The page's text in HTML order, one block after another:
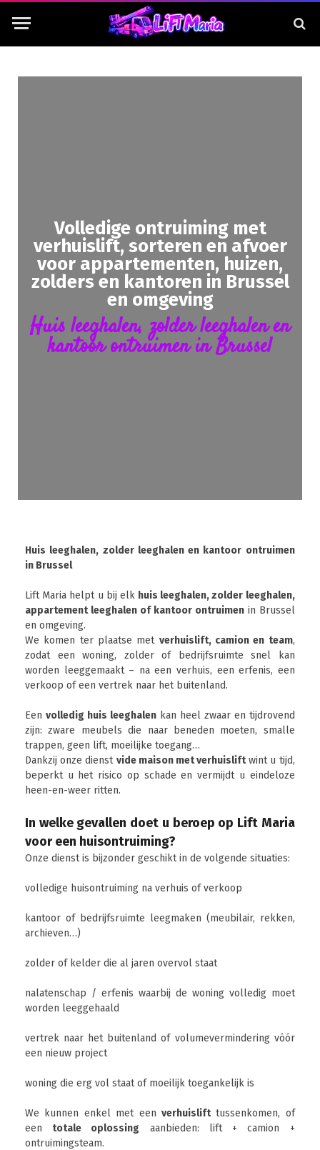
Volledige ontruiming met
verhuislift, sorteren en afvoer
voor appartementen, huizen,
zolders en kantoren in Brussel
en omgeving​
Huis leeghalen, zolder leeghalen en
kantoor ontruimen in Brussel
Huis leeghalen, zolder leeghalen en kantoor ontruimen
in Brussel
Lift Maria helpt u bij elk huis leeghalen, zolder leeghalen,
appartement leeghalen of kantoor ontruimenin Brussel
en omgeving.
We komen ter plaatse met verhuislift, camion en team,
zodat een woning, zolder of bedrijfsruimte snel kan
worden leeggemaakt – na een verhuis, een erfenis, een
verkoop of een vertrek naar het buitenland.
Een volledig huis leeghalenkan heel zwaar en tijdrovend
zijn: zware meubels die naar beneden moeten, smalle
trappen, geen lift, moeilijke toegang…
Dankzij onze dienst vide maison met verhuisliftwint u tijd,
beperkt u het risico op schade en vermijdt u eindeloze
heen-en-weer ritten.
In welke gevallen doet u beroep op Lift Maria
voor een huisontruiming?
Onze dienst is bijzonder geschikt in de volgende situaties:
volledige huisontruiming na verhuis of verkoop
kantoor of bedrijfsruimte leegmaken (meubilair, rekken,
archieven…)
zolder of kelder die al jaren overvol staat
nalatenschap / erfenis waarbij de woning volledig moet
worden leeggehaald
vertrek naar het buitenland of volumevermindering vóór
een nieuw project
woning die erg vol staat of moeilijk toegankelijk is
We kunnen enkel met een verhuislifttussenkomen, of
een totale oplossing aanbieden: lift + camion +
ontruimingsteam.